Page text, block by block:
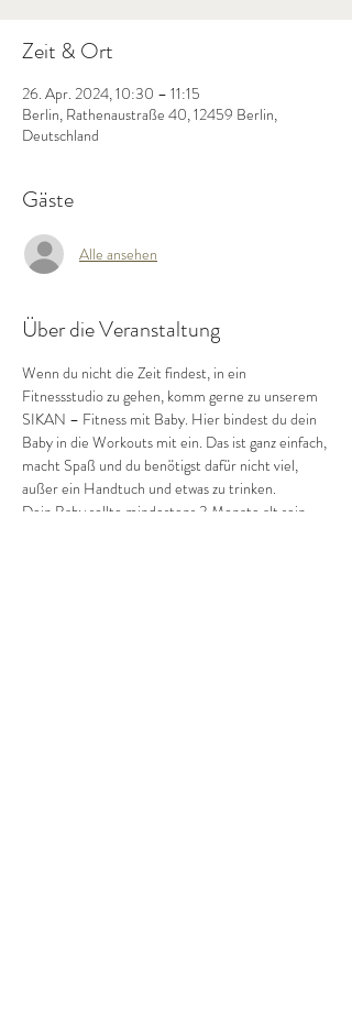
Zeit & Ort
26. Apr. 2024, 10:30 – 11:15
Berlin, Rathenaustraße 40, 12459 Berlin,
Deutschland
Gäste
Alle ansehen
Über die Veranstaltung
Wenn du nicht die Zeit findest, in ein
Fitnessstudio zu gehen, komm gerne zu unserem
SIKAN – Fitness mit Baby. Hier bindest du dein
Baby in die Workouts mit ein. Das ist ganz einfach,
macht Spaß und du benötigst dafür nicht viel,
außer ein Handtuch und etwas zu trinken.
Dein Baby sollte mindestens 3 Monate alt sein.